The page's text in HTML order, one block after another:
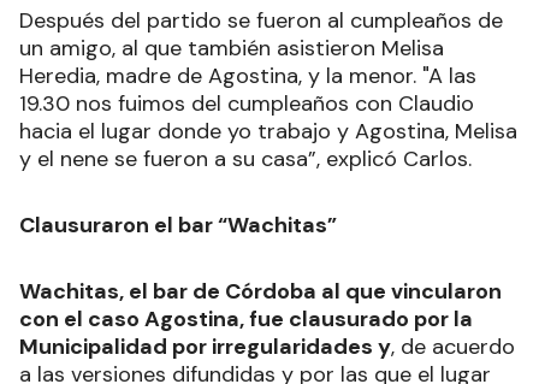
Después del partido se fueron al cumpleaños de
un amigo, al que también asistieron Melisa
Heredia, madre de Agostina, y la menor. "A las
19.30 nos fuimos del cumpleaños con Claudio
hacia el lugar donde yo trabajo y Agostina, Melisa
y el nene se fueron a su casa”, explicó Carlos.
Clausuraron el bar “Wachitas”
Wachitas, el bar de Córdoba al que vincularon
con el caso Agostina, fue clausurado por la
Municipalidad por irregularidades y, de acuerdo
a las versiones difundidas y por las que el lugar